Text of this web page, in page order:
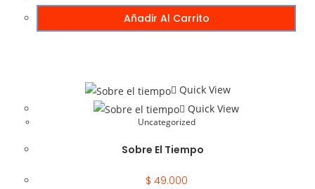
Añadir Al Carrito
Quick View
Quick View
Uncategorized
Sobre El Tiempo
$ 49.000